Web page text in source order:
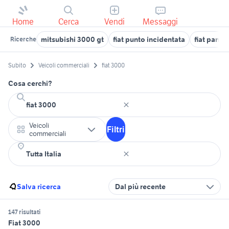
Home Cerca Vendi Messaggi
Ricerche mitsubishi 3000 gt fiat punto incidentata fiat
Subito Veicoli commerciali fiat 3000
Cosa cerchi?
Veicoli
commerciali
Filtri
Salva ricerca Dal più recente
147 risultati
Fiat 3000